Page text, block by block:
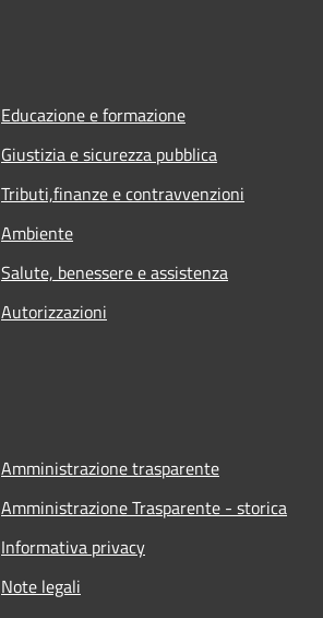
Educazione e formazione
Giustizia e sicurezza pubblica
Tributi,finanze e contravvenzioni
Ambiente
Salute, benessere e assistenza
Autorizzazioni
Amministrazione trasparente
Amministrazione Trasparente - storica
Informativa privacy
Note legali